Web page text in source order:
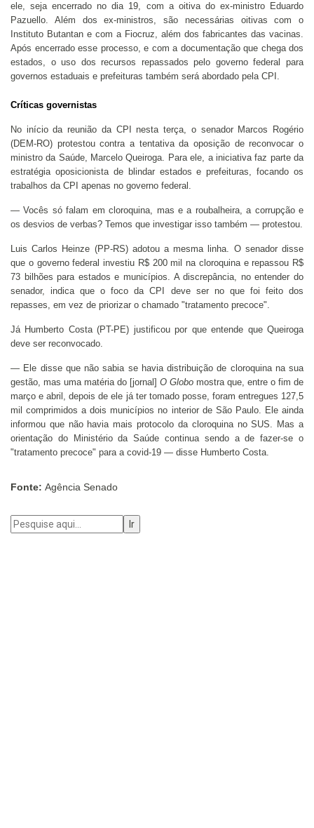
ele, seja encerrado no dia 19, com a oitiva do ex-ministro Eduardo
Pazuello. Além dos ex-ministros, são necessárias oitivas com o
Instituto Butantan e com a Fiocruz, além dos fabricantes das vacinas.
Após encerrado esse processo, e com a documentação que chega dos
estados, o uso dos recursos repassados pelo governo federal para
governos estaduais e prefeituras também será abordado pela CPI.
Críticas governistas
No início da reunião da CPI nesta terça, o senador Marcos Rogério
(DEM-RO) protestou contra a tentativa da oposição de reconvocar o
ministro da Saúde, Marcelo Queiroga. Para ele, a iniciativa faz parte da
estratégia oposicionista de blindar estados e prefeituras, focando os
trabalhos da CPI apenas no governo federal.
— Vocês só falam em cloroquina, mas e a roubalheira, a corrupção e
os desvios de verbas? Temos que investigar isso também — protestou.
Luis Carlos Heinze (PP-RS) adotou a mesma linha. O senador disse
que o governo federal investiu R$ 200 mil na cloroquina e repassou R$
73 bilhões para estados e municípios. A discrepância, no entender do
senador, indica que o foco da CPI deve ser no que foi feito dos
repasses, em vez de priorizar o chamado "tratamento precoce".
Já Humberto Costa (PT-PE) justificou por que entende que Queiroga
deve ser reconvocado.
— Ele disse que não sabia se havia distribuição de cloroquina na sua
gestão, mas uma matéria do [jornal] O Globo mostra que, entre o fim de
março e abril, depois de ele já ter tomado posse, foram entregues 127,5
mil comprimidos a dois municípios no interior de São Paulo. Ele ainda
informou que não havia mais protocolo da cloroquina no SUS. Mas a
orientação do Ministério da Saúde continua sendo a de fazer-se o
"tratamento precoce" para a covid-19 — disse Humberto Costa.
Fonte: Agência Senado